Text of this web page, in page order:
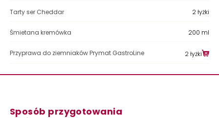
Tarty ser Cheddar 2 łyżki
Śmietana kremówka 200 ml
Przyprawa do ziemniaków Prymat GastroLine 2 łyżki
Sposób przygotowania